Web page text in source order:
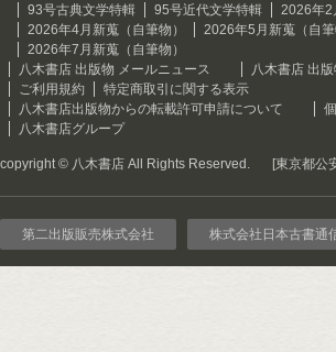
93号古典文学特輯
95号近代文学特輯 2026年2
2026年4月新蒐（自筆物）
2026年5月新蒐（自筆
2026年7月新蒐（自筆物）
八木書店 出版物 メールニュース
八木書店 出
ご利用規約
特定商取引に関する表示
八木書店出版物からの転載許可申請について
八木書店グループ
copyright © 八木書店 All Rights Reserved. [東京都公
第二出版販売株式会社 株式会社日本古書通